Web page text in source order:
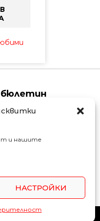
и нашите
НАСТРОЙКИ
бюлетин
SSL